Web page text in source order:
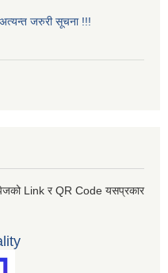
अत्यन्त जरुरी सूचना !!!
Link र QR Code यसप्रकार